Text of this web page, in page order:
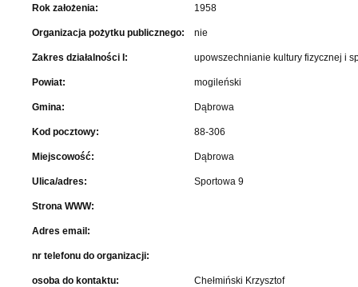
Rok założenia: 1958
Organizacja pożytku publicznego: nie
Zakres działalności I: upowszechnianie kultury fizycznej i
Powiat: mogileński
Gmina: Dąbrowa
Kod pocztowy: 88-306
Miejscowość: Dąbrowa
Ulica/adres: Sportowa 9
Strona WWW:
Adres email:
nr telefonu do organizacji:
osoba do kontaktu: Chełmiński Krzysztof